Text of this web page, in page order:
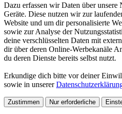
Dazu erfassen wir Daten über unsere
Geräte. Diese nutzen wir zur
Website und um dir personalisierte
sowie zur Analyse der
deine verschlüsselten Daten mit
dir über deren Online-Werbekanäle
du deren Dienste bereits selbst nutzt.
Erkundige dich bitte vor deiner
sowie in unserer
Zustimmen Nur erforderliche